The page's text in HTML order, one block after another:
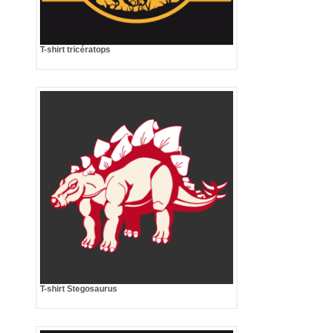
T-shirt tricératops
T-shirt Stegosaurus